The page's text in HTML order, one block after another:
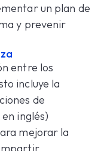
un plan de
y prevenir
entre los
incluye la
de
inglés)
mejorar la